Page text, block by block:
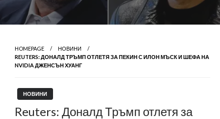
HOMEPAGE
НОВИНИ
REUTERS: ДОНАЛД ТРЪМП ОТЛЕТЯ ЗА ПЕКИН С ИЛОН МЪСК И ШЕФА НА
NVIDIA ДЖЕНСЪН ХУАНГ
НОВИНИ
Reuters: Доналд Тръмп отлетя за